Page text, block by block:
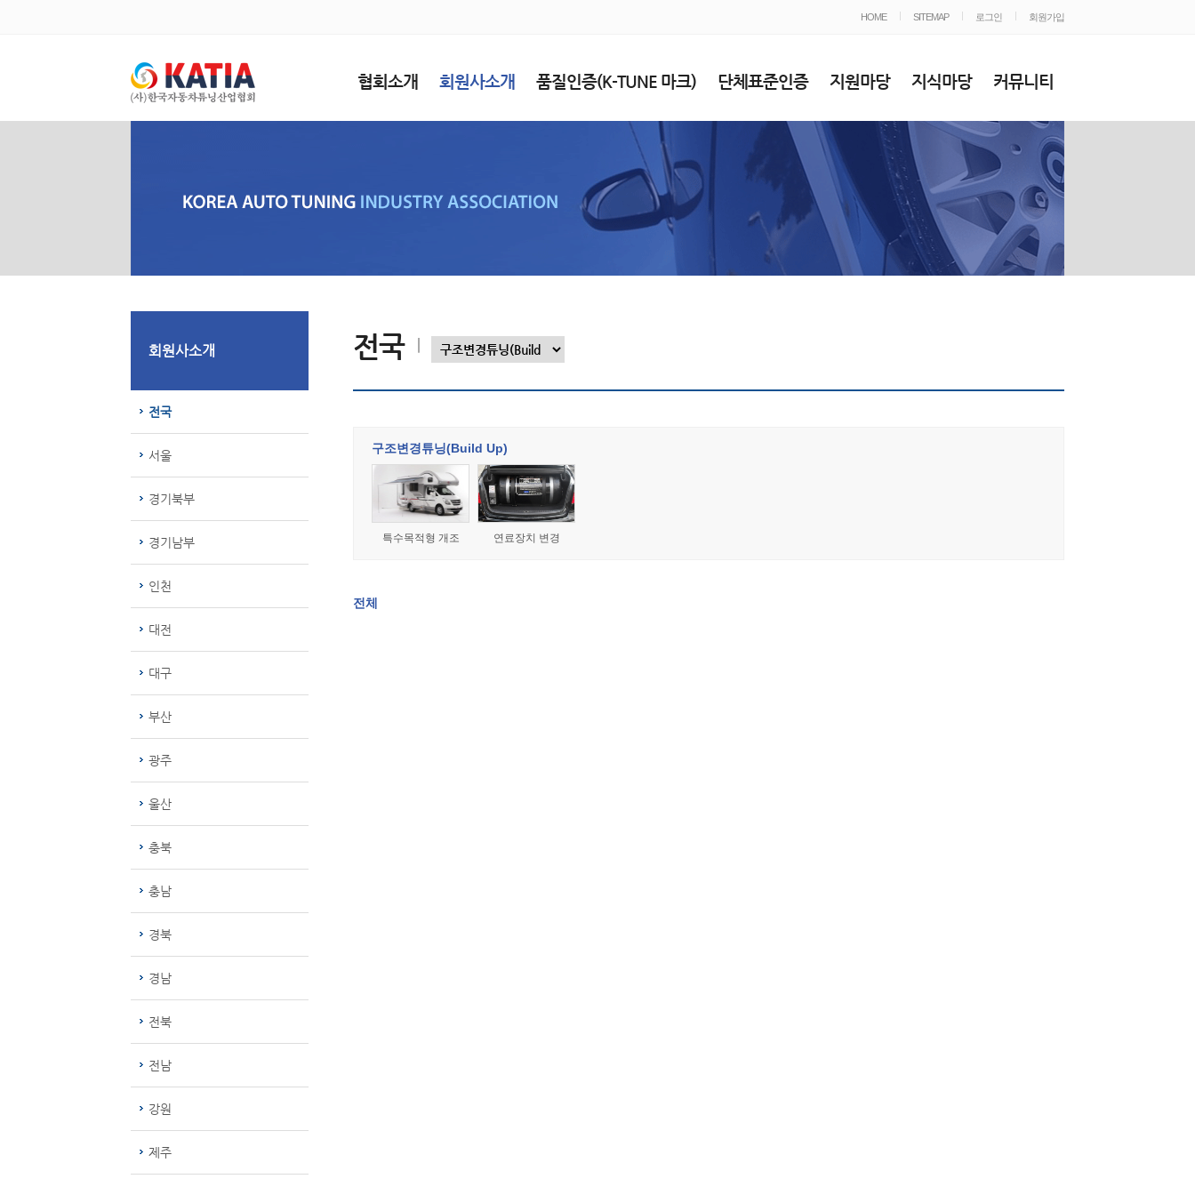
HOME SITEMAP 로그인 회원가입
협회소개 회원사소개 품질인증(K-TUNE 마크) 단체표준인증 지원마당 지식마당 커뮤니티
회원사소개
전국
서울
경기북부
경기남부
인천
대전
대구
부산
광주
울산
충북
충남
경북
경남
전북
전남
강원
제주
전국
구조변경튜닝(Build Up)
특수목적형 개조 연료장치 변경
전체